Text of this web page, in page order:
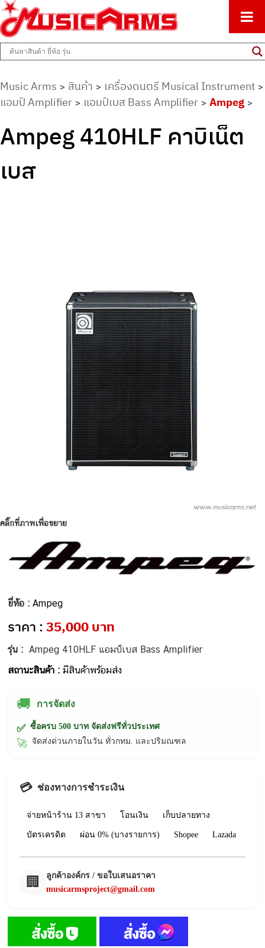
Music Arms
ศูนย์รวมครื่องดนตรีทุกชนิด ตั้งแต่เริ่มต้นถึงมืออาชีพ
Music Arms > สินค้า > เครื่องดนตรี Musical Instrument >
แอมป์ Amplifier > แอมป์เบส Bass Amplifier > Ampeg >
Ampeg 410HLF คาบิเน็ต
เบส
คลิ๊กที่ภาพเพื่อขยาย
ยี่ห้อ :Ampeg
ราคา :35,000 บาท
รุ่น :Ampeg 410HLF แอมป์เบส Bass Amplifier
สถานะสินค้า :มีสินค้าพร้อมส่ง
🚚 การจัดส่ง
✅ ซื้อครบ 500 บาท จัดส่งฟรีทั่วประเทศ
🚀 จัดส่งด่วนภายในวัน ทั่วกทม. และปริมณฑล
💳 ช่องทางการชำระเงิน
จ่ายหน้าร้าน 13 สาขา โอนเงิน เก็บปลายทาง
บัตรเครดิต ผ่อน 0% (บางรายการ) Shopee Lazada
🏢
ลูกค้าองค์กร / ขอใบเสนอราคา
musicarmsproject@gmail.com